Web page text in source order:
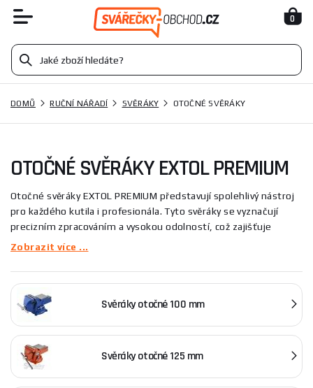
0
DOMŮ RUČNÍ NÁŘADÍ SVĚRÁKY OTOČNÉ SVĚRÁKY
OTOČNÉ SVĚRÁKY EXTOL PREMIUM
Otočné svěráky EXTOL PREMIUM představují spolehlivý nástroj
pro každého kutila i profesionála. Tyto svěráky se vyznačují
precizním zpracováním a vysokou odolností, což zajišťuje
dlouhou životnost. Modely jako jsou
S otočnými svěráky od EXTOL PREMIUM se každá práce stává
jednodušší a efektivnější.
Otočné svěráky jsou nezbytným vybavením pro každého, kdo
pracuje s materiály vyžadujícími pevné uchycení. Tyto nástroje
se vyznačují snadnou manipulací a možností otáčení ve více
směrech, což usnadňuje práci v různých úhlech. Otočné svěráky
jsou ideální pro opravy, montáže a další činnosti, kde je třeba
Zobrazit více ...
Svěráky otočné 100 mm
Svěráky otočné 125 mm